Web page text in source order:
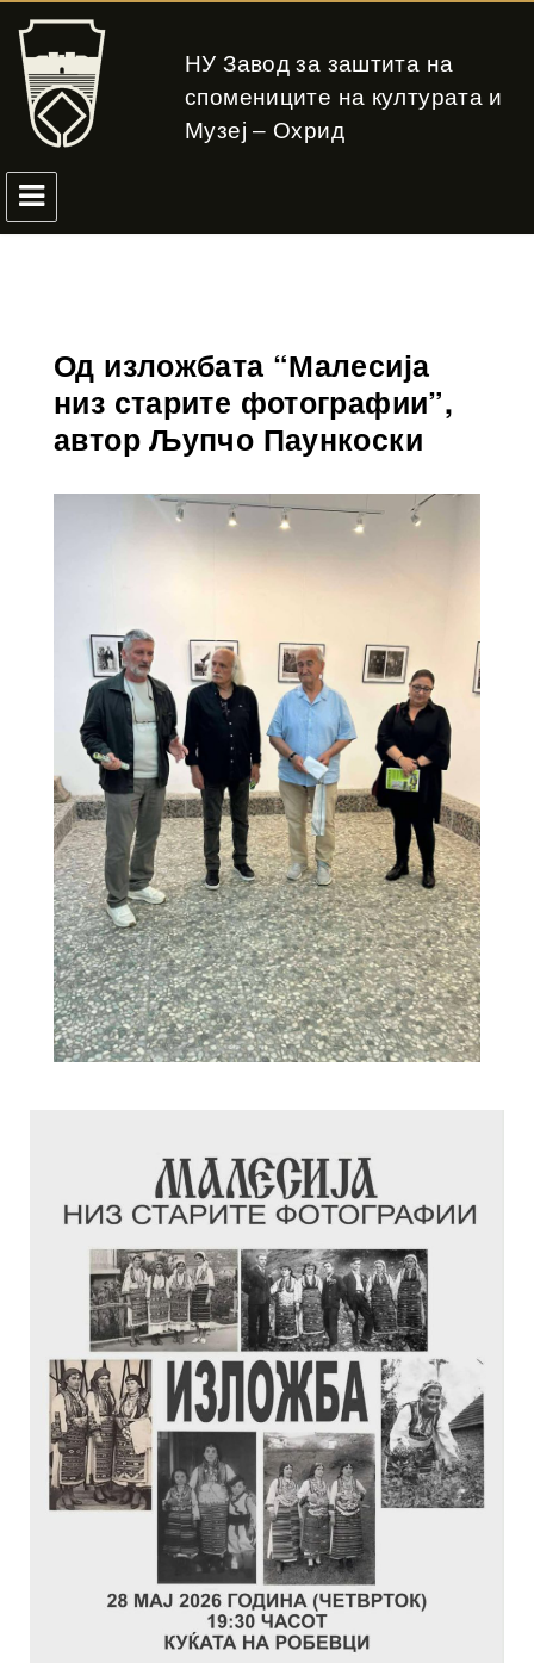
НУ Завод за заштита на
спомениците на културата и
Музеј – Охрид
Од изложбата “Малесија
низ старите фотографии”,
автор Љупчо Паункоски